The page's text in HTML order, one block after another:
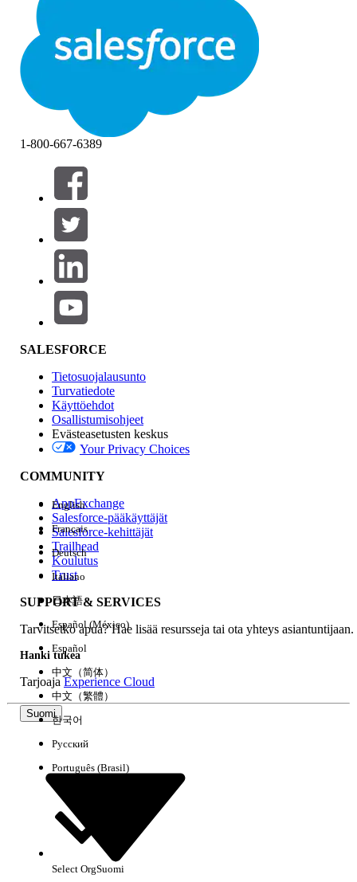
Sulje
Suodattimet (0)
VALITSE SUODATTIMET
Tuotealue
Ominaisuuden vaikutus
Edition
Kokemus
Tyhjennä kaikki Valmis
1-800-667-6389
SALESFORCE
Tietosuojalausunto
Turvatiedote
Käyttöehdot
Osallistumisohjeet
Evästeasetusten keskus
Your Privacy Choices
COMMUNITY
AppExchange
Salesforce-pääkäyttäjät
Salesforce-kehittäjät
Trailhead
Koulutus
Trust
SUPPORT & SERVICES
Tarvitsetko apua? Hae lisää resursseja tai ota yhteys asiantuntijaan.
Hanki tukea
TarjoajaExperience Cloud
Suomi
English
Français
Deutsch
Italiano
日本語
Español (México)
Español
中文（简体）
中文（繁體）
한국어
Русский
Português (Brasil)
Select OrgSuomi